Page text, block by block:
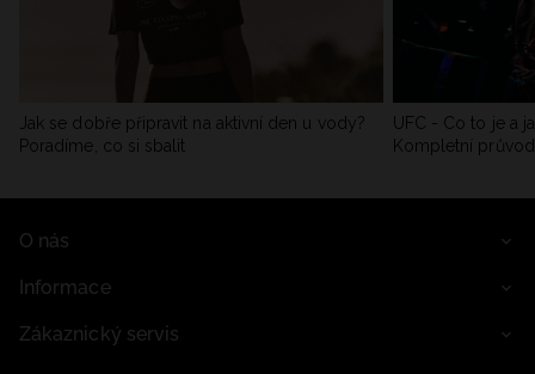
Jak se dobře připravit na aktivní den u vody?
Poradíme, co si sbalit
UFC - Co to je a
Kompletní
O nás
Informace
Zákaznický servis